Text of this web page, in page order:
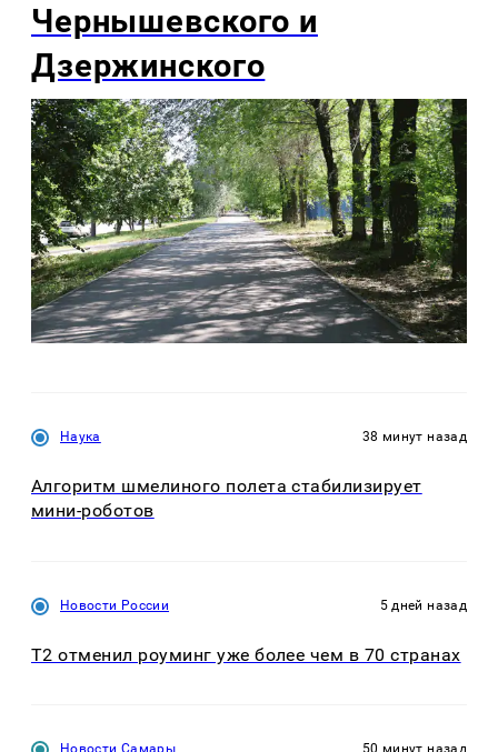
Чернышевского и
Дзержинского
Наука 38 минут назад
Алгоритм шмелиного полета стабилизирует
мини-роботов
Новости России 5 дней назад
Т2 отменил роуминг уже более чем в 70 странах